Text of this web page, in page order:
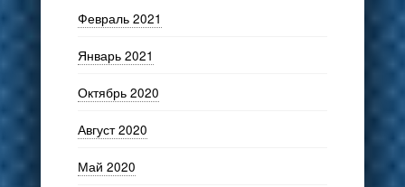
Февраль 2021
Январь 2021
Октябрь 2020
Август 2020
Май 2020